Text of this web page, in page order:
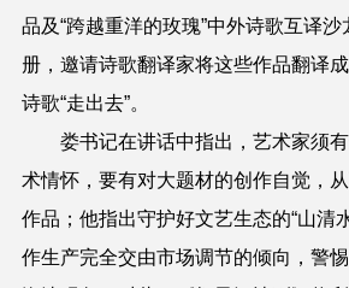
品及“跨越重洋的玫瑰”中外诗歌互译
册，邀请诗歌翻译家将这些作品翻译
诗歌“走出去”。
娄书记在讲话中指出，艺术家须
术情怀，要有对大题材的创作自觉，
作品；他指出守护好文艺生态的“山清
作生产完全交由市场调节的倾向，警